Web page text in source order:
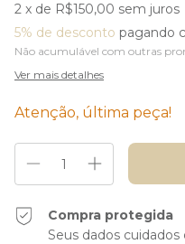
2 x de R$150,00 sem juros
5% de desconto pagando
Não acumulável com outras
Ver mais detalhes
Atenção, última peça!
Compra protegida
Seus dados